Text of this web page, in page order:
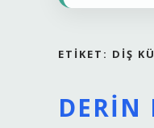
ETIKET: DIŞ
DERIN